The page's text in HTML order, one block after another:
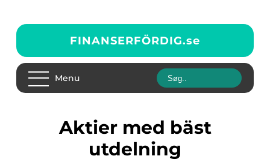
FINANSERFÖRDIG.se
Menu
aktier med bäst
utdelning